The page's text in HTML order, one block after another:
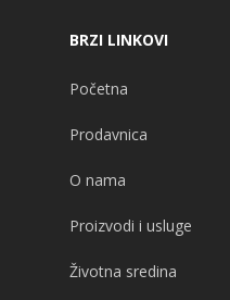
BRZI LINKOVI
Početna
Prodavnica
O nama
Proizvodi i usluge
Životna sredina